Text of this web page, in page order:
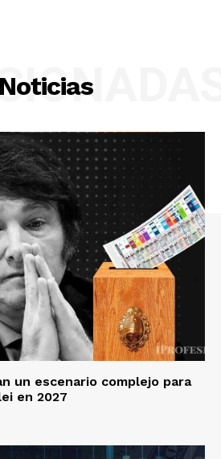
Noticias
un escenario complejo para
en 2027